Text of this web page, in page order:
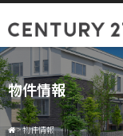
物件情報
>物件情報